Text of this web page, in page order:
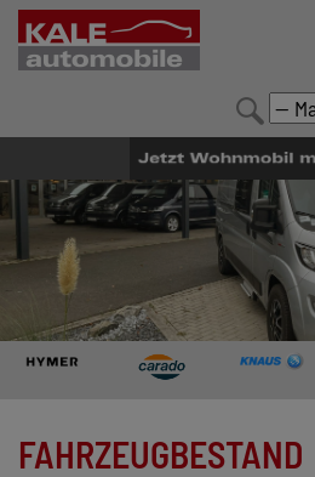
FAHRZEUGBESTAND
LEISTUNGEN
KONFIGURATOR
MARKENWELT
UNTERNEHMEN
FAHRZEUGBESTAND